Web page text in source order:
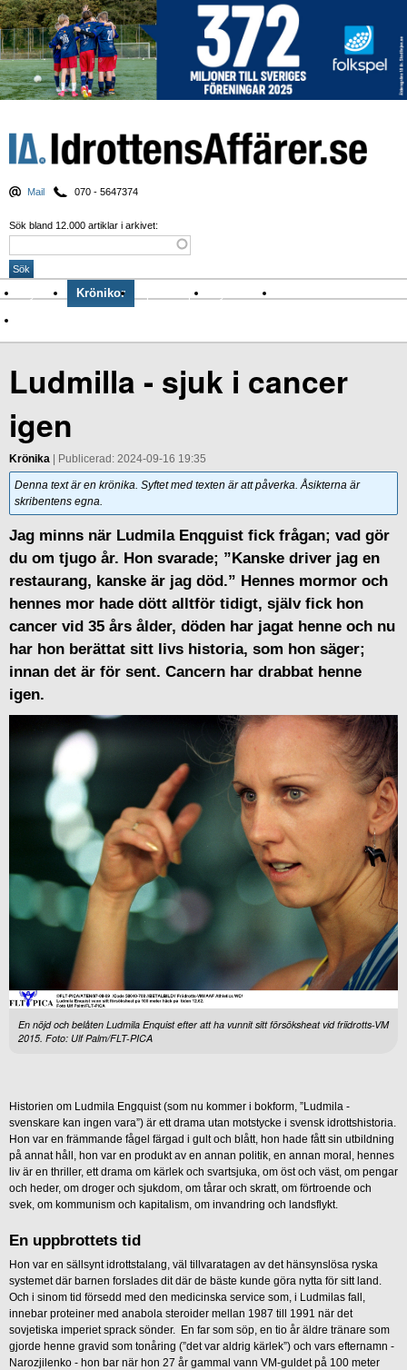
Mail 070 - 5647374
Sök bland 12.000 artiklar i arkivet:
Nyheter Krönikor Sport & spel Nyhetsbrev
Ludmilla - sjuk i cancer
igen
Krönika | Publicerad: 2024-09-16 19:35
Denna text är en krönika. Syftet med texten är att påverka. Åsikterna är
skribentens egna.
Jag minns när Ludmila Enqguist fick frågan; vad gör
du om tjugo år. Hon svarade; ”Kanske driver jag en
restaurang, kanske är jag död.” Hennes mormor och
hennes mor hade dött alltför tidigt, själv fick hon
cancer vid 35 års ålder, döden har jagat henne och nu
har hon berättat sitt livs historia, som hon säger;
innan det är för sent. Cancern har drabbat henne
igen.
En nöjd och belåten Ludmila Enquist efter att ha vunnit sitt försöksheat vid friidrotts-VM
2015. Foto: Ulf Palm/FLT-PICA
Historien om Ludmila Engquist (som nu kommer i bokform, ”Ludmila -
svenskare kan ingen vara”) är ett drama utan motstycke i svensk idrottshistoria.
Hon var en främmande fågel färgad i gult och blått, hon hade fått sin utbildning
på annat håll, hon var en produkt av en annan politik, en annan moral, hennes
liv är en thriller, ett drama om kärlek och svartsjuka, om öst och väst, om pengar
och heder, om droger och sjukdom, om tårar och skratt, om förtroende och
svek, om kommunism och kapitalism, om invandring och landsflykt.
En uppbrottets tid
Hon var en sällsynt idrottstalang, väl tillvaratagen av det hänsynslösa ryska
systemet där barnen forslades dit där de bäste kunde göra nytta för sitt land.
Och i sinom tid försedd med den medicinska service som, i Ludmilas fall,
innebar proteiner med anabola steroider mellan 1987 till 1991 när det
sovjetiska imperiet sprack sönder. En far som söp, en tio år äldre tränare som
gjorde henne gravid som tonåring (”det var aldrig kärlek”) och vars efternamn -
Narozjilenko - hon bar när hon 27 år gammal vann VM-guldet på 100 meter